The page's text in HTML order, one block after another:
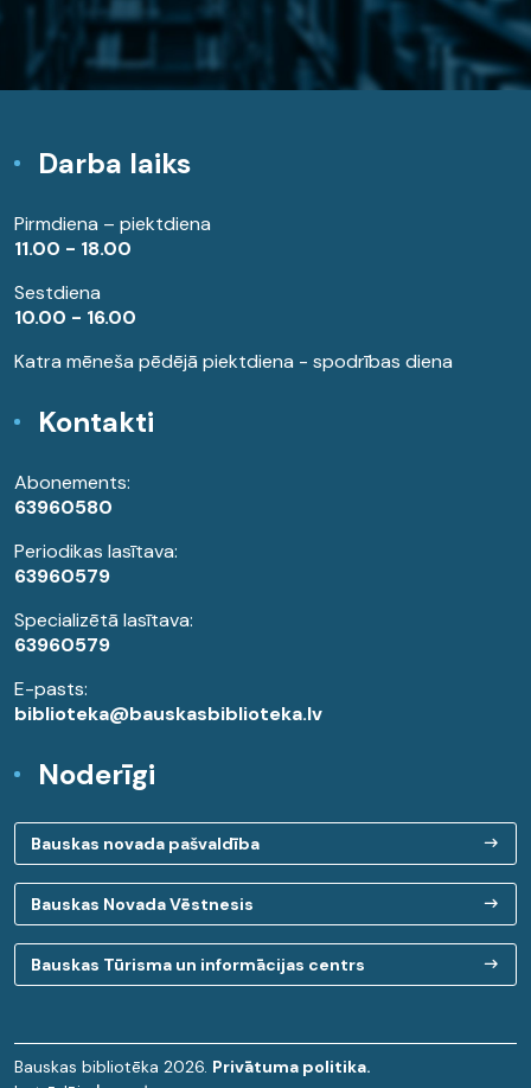
Darba laiks
Pirmdiena – piektdiena
11.00 - 18.00
Sestdiena
10.00 - 16.00
Katra mēneša pēdējā piektdiena - spodrības diena
Kontakti
Abonements:
63960580
Periodikas lasītava:
63960579
Specializētā lasītava:
63960579
E-pasts:
biblioteka@bauskasbiblioteka.lv
Noderīgi
Bauskas novada pašvaldība
Bauskas Novada Vēstnesis
Bauskas Tūrisma un informācijas centrs
Bauskas bibliotēka 2026. Privātuma politika.